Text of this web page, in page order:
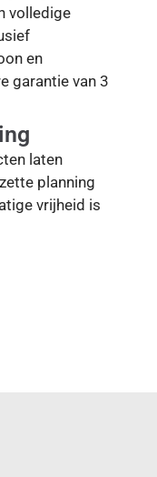
volledige
en
garantie van 3
laten
planning
vrijheid is